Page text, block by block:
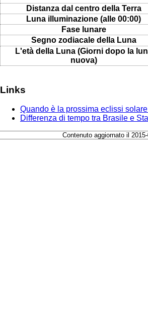
Distanza dal centro della Terra
Luna illuminazione (alle 00:00)
Fase lunare
Segno zodiacale della Luna
L'età della Luna (Giorni dopo la
nuova)
Links
Quando è la prossima eclissi
Differenza di tempo tra Brasile e
Contenuto aggiornato il